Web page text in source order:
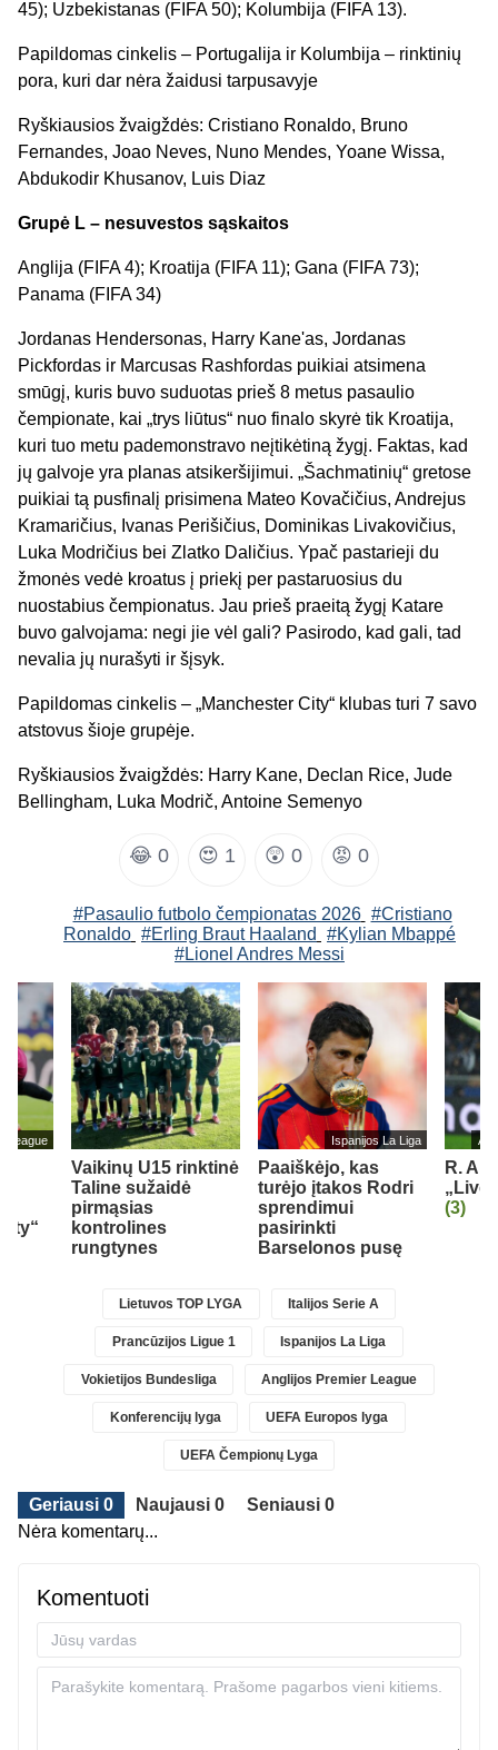
45); Uzbekistanas (FIFA 50); Kolumbija (FIFA 13).
Papildomas cinkelis – Portugalija ir Kolumbija – rinktinių
pora, kuri dar nėra žaidusi tarpusavyje
Ryškiausios žvaigždės: Cristiano Ronaldo, Bruno
Fernandes, Joao Neves, Nuno Mendes, Yoane Wissa,
Abdukodir Khusanov, Luis Diaz
Grupė L – nesuvestos sąskaitos
Anglija (FIFA 4); Kroatija (FIFA 11); Gana (FIFA 73);
Panama (FIFA 34)
Jordanas Hendersonas, Harry Kane'as, Jordanas
Pickfordas ir Marcusas Rashfordas puikiai atsimena
smūgį, kuris buvo suduotas prieš 8 metus pasaulio
čempionate, kai „trys liūtus“ nuo finalo skyrė tik Kroatija,
kuri tuo metu pademonstravo neįtikėtiną žygį. Faktas, kad
jų galvoje yra planas atsikeršijimui. „Šachmatinių“ gretose
puikiai tą pusfinalį prisimena Mateo Kovačičius, Andrejus
Kramaričius, Ivanas Perišičius, Dominikas Livakovičius,
Luka Modričius bei Zlatko Daličius. Ypač pastarieji du
žmonės vedė kroatus į priekį per pastaruosius du
nuostabius čempionatus. Jau prieš praeitą žygį Katare
buvo galvojama: negi jie vėl gali? Pasirodo, kad gali, tad
nevalia jų nurašyti ir šįsyk.
Papildomas cinkelis – „Manchester City“ klubas turi 7 savo
atstovus šioje grupėje.
Ryškiausios žvaigždės: Harry Kane, Declan Rice, Jude
Bellingham, Luka Modrič, Antoine Semenyo
😂 0 😍 1 😲 0 😡 0
#Pasaulio futbolo čempionatas 2026 #Cristiano
Ronaldo #Erling Braut Haaland
#Kylian Mbappé
#Lionel Andres Messi
League
Vaikinų U15 rinktinė
Taline sužaidė
pirmąsias
kontrolines
rungtynes
Ispanijos La Liga
Paaiškėjo, kas
turėjo įtakos Rodri
sprendimui
pasirinkti
Barselonos pusę
R.
(3)
Lietuvos TOP LYGA Italijos Serie A
Prancūzijos Ligue 1 Ispanijos La Liga
Vokietijos Bundesliga Anglijos Premier League
Konferencijų lyga UEFA Europos lyga
UEFA Čempionų Lyga
Geriausi 0 Naujausi 0
Seniausi 0
Nėra komentarų...
Komentuoti